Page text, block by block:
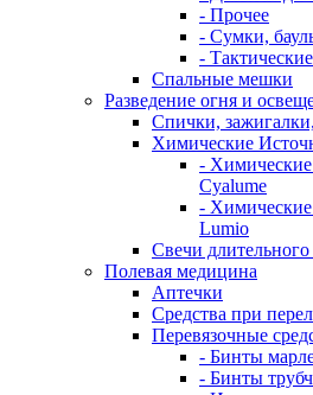
- Прочее
- Сумки,
-
Спальные мешки
Разведение огня и
Спички,
Химические
-
Cyalume
-
Lumio
Свечи длительного
Полевая медицина
Аптечки
Средства при
Перевязочные
- Бинты
- Бинты